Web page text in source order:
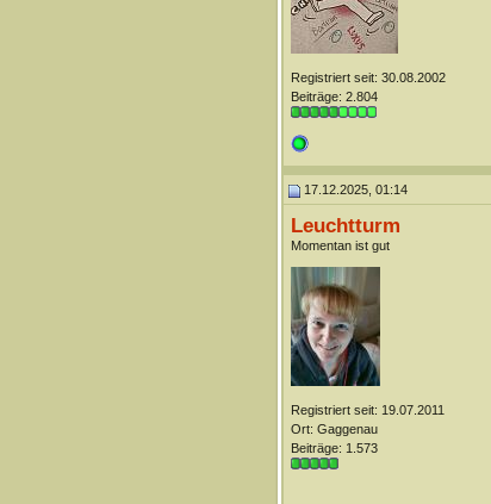
Registriert seit: 30.08.2002
Beiträge: 2.804
17.12.2025, 01:14
Leuchtturm
Momentan ist gut
Registriert seit: 19.07.2011
Ort: Gaggenau
Beiträge: 1.573